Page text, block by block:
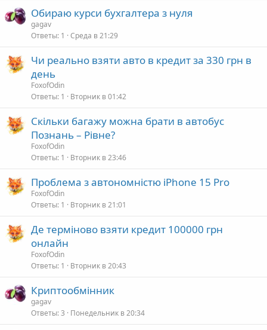
Обираю курси бухгалтера з нуля
gagav
Ответы 1 Среда в 21:29
Чи реально взяти авто в кредит за 330 грн в
день
FoxofOdin
Ответы 1 Вторник в 01:42
Скільки багажу можна брати в автобус
Познань – Рівне?
FoxofOdin
Ответы 1 Вторник в 23:46
Проблема з автономністю iPhone 15 Pro
FoxofOdin
Ответы 1 Вторник в 21:01
Де терміново взяти кредит 100000 грн
онлайн
FoxofOdin
Ответы 1 Вторник в 20:43
Криптообмінник
gagav
Ответы 3 Понедельник в 20:34